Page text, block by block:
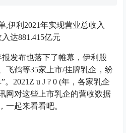
,伊利2021年实现营业总收入
达881.415亿元
发布也落下了帷幕，伊利股
飞鹤等35家上市/挂牌乳企，纷
。2021 Z u J ? 0 (年，各家乳企
网对这些上市乳企的营收数据
一起来看看吧。